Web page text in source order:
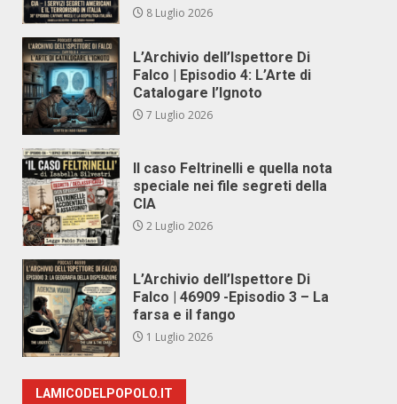
8 Luglio 2026
L’Archivio dell’Ispettore Di
Falco | Episodio 4: L’Arte di
Catalogare l’Ignoto
7 Luglio 2026
Il caso Feltrinelli e quella nota
speciale nei file segreti della
CIA
2 Luglio 2026
L’Archivio dell’Ispettore Di
Falco | 46909 -Episodio 3 – La
farsa e il fango
1 Luglio 2026
LAMICODELPOPOLO.IT